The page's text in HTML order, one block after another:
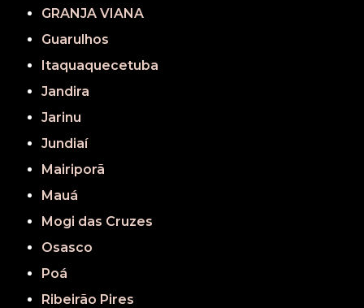
GRANJA VIANA
Guarulhos
Itaquaquecetuba
Jandira
Jarinu
Jundiaí
Mairiporã
Mauá
Mogi das Cruzes
Osasco
Poá
Ribeirão Pires